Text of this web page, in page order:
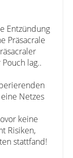
Entzündung
Präsacrale
lag..
Netzes
keine
Risiken,
stattfand!